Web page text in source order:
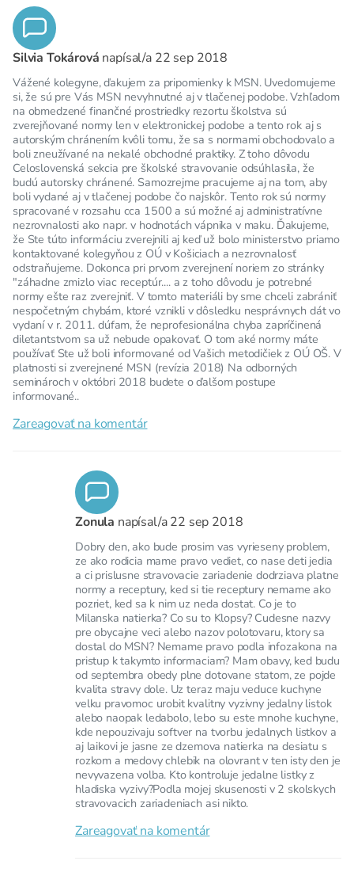
Silvia Tokárová napísal/a 22 sep 2018
Vážené kolegyne, ďakujem za pripomienky k MSN. Uvedomujeme
si, že sú pre Vás MSN nevyhnutné aj v tlačenej podobe. Vzhľadom
na obmedzené finančné prostriedky rezortu školstva sú
zverejňované normy len v elektronickej podobe a tento rok aj s
autorským chránením kvôli tomu, že sa s normami obchodovalo a
boli zneužívané na nekalé obchodné praktiky. Z toho dôvodu
Celoslovenská sekcia pre školské stravovanie odsúhlasila, že
budú autorsky chránené. Samozrejme pracujeme aj na tom, aby
boli vydané aj v tlačenej podobe čo najskôr. Tento rok sú normy
spracované v rozsahu cca 1500 a sú možné aj administratívne
nezrovnalosti ako napr. v hodnotách vápnika v maku. Ďakujeme,
že Ste túto informáciu zverejnili aj keď už bolo ministerstvo priamo
kontaktované kolegyňou z OÚ v Košiciach a nezrovnalosť
odstraňujeme. Dokonca pri prvom zverejnení noriem zo stránky
"záhadne zmizlo viac receptúr.... a z toho dôvodu je potrebné
normy ešte raz zverejniť. V tomto materiáli by sme chceli zabrániť
nespočetným chybám, ktoré vznikli v dôsledku nesprávnych dát vo
vydaní v r. 2011. dúfam, že neprofesionálna chyba zapríčinená
diletantstvom sa už nebude opakovať. O tom aké normy máte
používať Ste už boli informované od Vašich metodičiek z OÚ OŠ. V
platnosti si zverejnené MSN (revízia 2018) Na odborných
seminároch v októbri 2018 budete o ďalšom postupe
informované..
Zareagovať na komentár
Zonula napísal/a22 sep 2018
Dobry den, ako bude prosim vas vyrieseny problem,
ze ako rodicia mame pravo vediet, co nase deti jedia
a ci prislusne stravovacie zariadenie dodrziava platne
normy a receptury, ked si tie receptury nemame ako
pozriet, ked sa k nim uz neda dostat. Co je to
Milanska natierka? Co su to Klopsy? Cudesne nazvy
pre obycajne veci alebo nazov polotovaru, ktory sa
dostal do MSN? Nemame pravo podla infozakona na
pristup k takymto informaciam? Mam obavy, ked budu
od septembra obedy plne dotovane statom, ze pojde
kvalita stravy dole. Uz teraz maju veduce kuchyne
velku pravomoc urobit kvalitny vyzivny jedalny listok
alebo naopak ledabolo, lebo su este mnohe kuchyne,
kde nepouzivaju softver na tvorbu jedalnych listkov a
aj laikovi je jasne ze dzemova natierka na desiatu s
rozkom a medovy chlebik na olovrant v ten isty den je
nevyvazena volba. Kto kontroluje jedalne listky z
hladiska vyzivy?Podla mojej skusenosti v 2 skolskych
stravovacich zariadeniach asi nikto.
Zareagovať na komentár